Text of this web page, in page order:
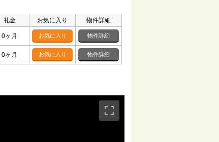
礼金 お気に入り 物件詳細
0ヶ月 お気に入り 物件詳細
0ヶ月 お気に入り 物件詳細